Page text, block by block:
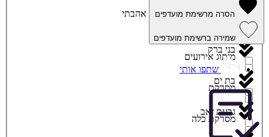
מיתוג אירועים
מסרקת
מסרקת כלה
ביתר עילית
בני ברק
בת ים
גבעת זאב
הסרה מרשימת מועדפים
שמירה ברשימת מועדפים
אהבתי
שתפו אותי